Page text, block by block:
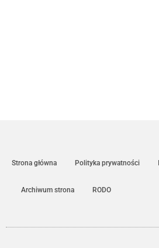
Strona główna Polityka prywatności
Archiwum strona RODO